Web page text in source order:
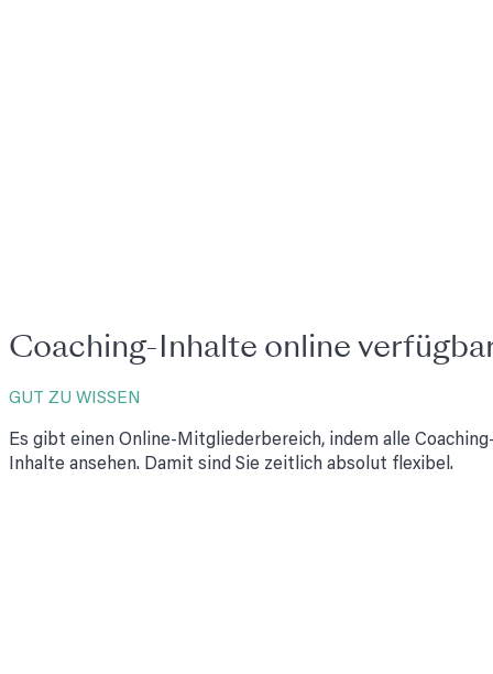
Coaching-Inhalte online
GUT ZU WISSEN
Es gibt einen Online-Mitgliederbereich, indem alle
Inhalte ansehen. Damit sind Sie zeitlich absolut flexibel.